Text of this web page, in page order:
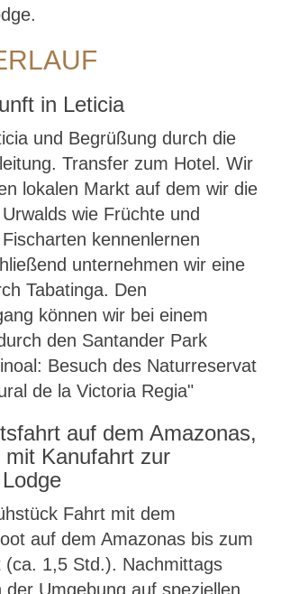
in Leticia
und Begrüßung durch die
Transfer zum Hotel. Wir
lokalen Markt auf dem wir die
wie Früchte und
kennenlernen
unternehmen wir eine
Tabatinga. Den
können wir bei einem
den Santander Park
Besuch des Naturreservat
de la Victoria Regia"
auf dem Amazonas,
mit Kanufahrt zur
Fahrt mit dem
auf dem Amazonas bis zum
(ca. 1,5 Std.). Nachmittags
der Umgebung auf speziellen